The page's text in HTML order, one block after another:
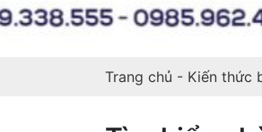
Trang chủ - Kiến thức